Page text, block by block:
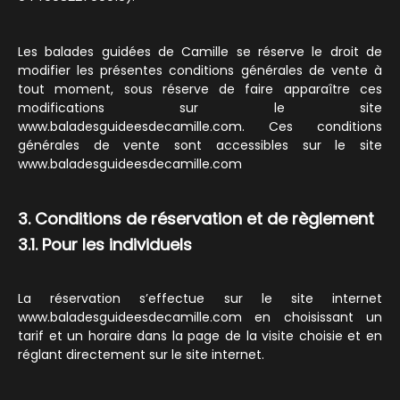
Les balades guidées de Camille se réserve le droit de
modifier les présentes conditions générales de vente à
tout moment, sous réserve de faire apparaître ces
modifications sur le site
www.baladesguideesdecamille.com. Ces conditions
générales de vente sont accessibles sur le site
www.baladesguideesdecamille.com
3. Conditions de réservation et de règlement
3.1. Pour les individuels
La réservation s’effectue sur le site internet
www.baladesguideesdecamille.com en choisissant un
tarif et un horaire dans la page de la visite choisie et en
réglant directement sur le site internet.